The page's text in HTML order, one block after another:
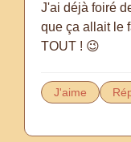
J'ai déjà foiré
que ça allait le
TOUT ! 😉
J'aime